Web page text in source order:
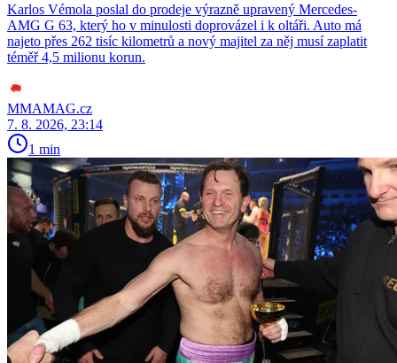
Karlos Vémola poslal do prodeje výrazně upravený Mercedes-
AMG G 63, který ho v minulosti doprovázel i k oltáři. Auto má
najeto přes 262 tisíc kilometrů a nový majitel za něj musí zaplatit
téměř 4,5 milionu korun.
MMAMAG.cz
7. 8. 2026, 23:14
1 min